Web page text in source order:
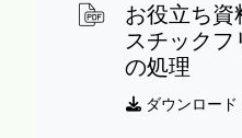
お役立ち資
スチックフ
の処理
ダウンロード